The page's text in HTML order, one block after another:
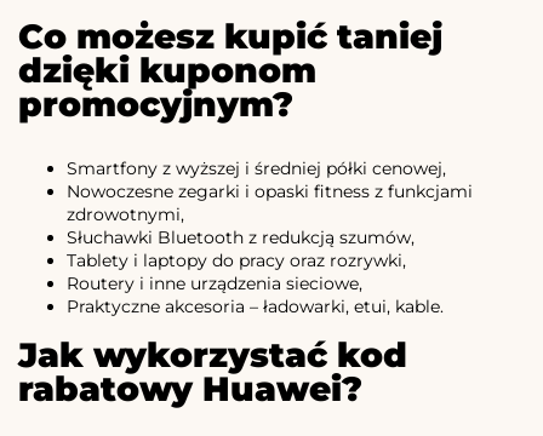
Co możesz kupić taniej
dzięki kuponom
promocyjnym?
Smartfony z wyższej i średniej półki cenowej,
Nowoczesne zegarki i opaski fitness z funkcjami
zdrowotnymi,
Słuchawki Bluetooth z redukcją szumów,
Tablety i laptopy do pracy oraz rozrywki,
Routery i inne urządzenia sieciowe,
Praktyczne akcesoria – ładowarki, etui, kable.
Jak wykorzystać kod
rabatowy Huawei?